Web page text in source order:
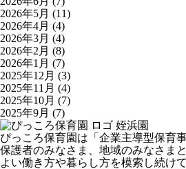
2026年5月 (11)
2026年4月 (4)
2026年3月 (4)
2026年2月 (8)
2026年1月 (7)
2025年12月 (3)
2025年11月 (4)
2025年10月 (7)
2025年9月 (7)
姪浜園
ぴっころ保育園は「企業主導型保育
保護者のみなさま、地域のみなさま
よい働き方や暮らし方を模索し続けて